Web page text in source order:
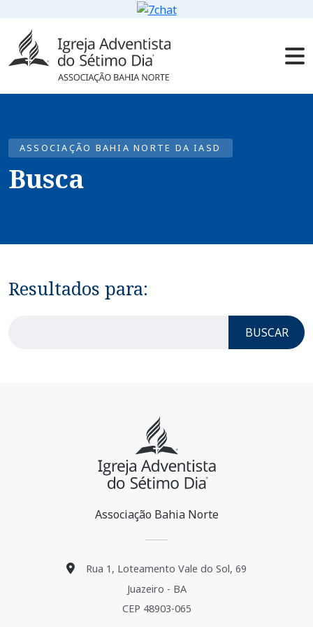
ASSOCIAÇÃO BAHIA NORTE DA IASD
Busca
Resultados para:
BUSCAR
Associação Bahia Norte
Rua 1, Loteamento Vale do Sol, 69
Juazeiro - BA
CEP 48903-065